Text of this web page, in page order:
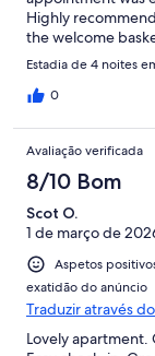
Highly
the welcome
Estadia de 4 noites
0
Avaliação verificada
8/10 Bom
Scot O.
1 de março de
Aspetos
exatidão do anúncio
Traduzir através
Lovely apartment.